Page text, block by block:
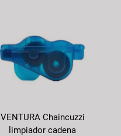
VENTURA Chaincuzzi
limpiador cadena